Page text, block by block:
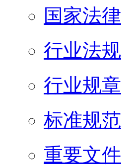
国家法律
行业法规
行业规章
标准规范
重要文件